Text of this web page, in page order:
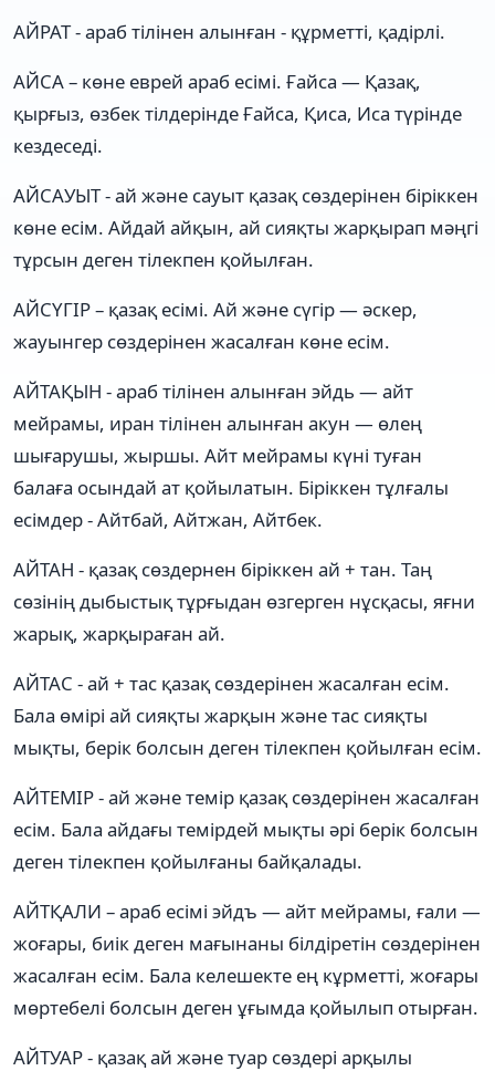
АЙРАТ - араб тілінен алынған - құрметті, қадірлі.
АЙСА – көне еврей араб есімі. Ғайса — Қазақ,
қырғыз, өзбек тілдерінде Ғайса, Қиса, Иса түрінде
кездеседі.
АЙСАУЫТ - ай және сауыт қазақ сөздерінен біріккен
көне есім. Айдай айқын, ай сияқты жарқырап мәңгі
тұрсын деген тілекпен қойылған.
АЙСҮГІР – қазақ есімі. Ай және сүгір — әскер,
жауынгер сөздерінен жасалған көне есім.
АЙТАҚЫН - араб тілінен алынған эйдь — айт
мейрамы, иран тілінен алынған акун — өлең
шығарушы, жыршы. Айт мейрамы күні туған
балаға осындай ат қойылатын. Біріккен тұлғалы
есімдер - Айтбай, Айтжан, Айтбек.
АЙТАН - қазақ сөздернен біріккен ай + тан. Таң
сөзінің дыбыстық тұрғыдан өзгерген нұсқасы, яғни
жарық, жарқыраған ай.
АЙТАС - ай + тас қазақ сөздерінен жасалған есім.
Бала өмірі ай сияқты жарқын және тас сияқты
мықты, берік болсын деген тілекпен қойылған есім.
АЙТЕМІР - ай және темір қазақ сөздерінен жасалған
есім. Бала айдағы темірдей мықты әрі берік болсын
деген тілекпен қойылғаны байқалады.
АЙТҚАЛИ – араб есімі эйдъ — айт мейрамы, ғали —
жоғары, биік деген мағынаны білдіретін сөздерінен
жасалған есім. Бала келешекте ең кұрметті, жоғары
мөртебелі болсын деген ұғымда қойылып отырған.
АЙТУАР - қазақ ай және туар сөздері арқылы